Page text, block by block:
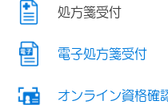
処方箋受付
電子処方箋受付
オンライン資格確